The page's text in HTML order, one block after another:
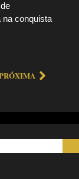
na conquista